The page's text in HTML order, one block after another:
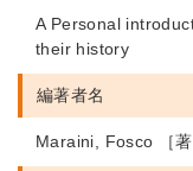
A Personal
their history
編著者名
Maraini, Fosco ［